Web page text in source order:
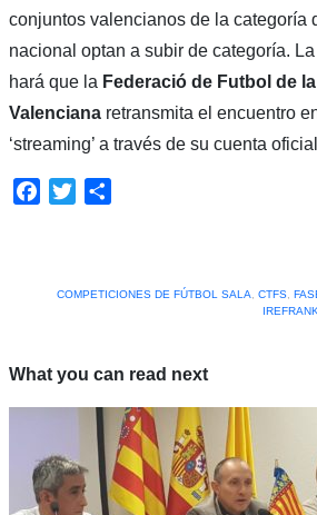
conjuntos valencianos de la categoría
nacional optan a subir de categoría.
hará que la Federació de Futbol de
Valenciana retransmita el encuentro
‘streaming’ a través de su cuenta
Facebook
Twitter
COMPETICIONES DE FÚTBOL SALA
CTFS,
What you can read next